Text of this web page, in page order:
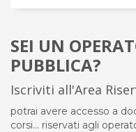
SEI UN
PUBBLICA?
Iscriviti all'Area
potrai avere accesso a
corsi... riservati agli